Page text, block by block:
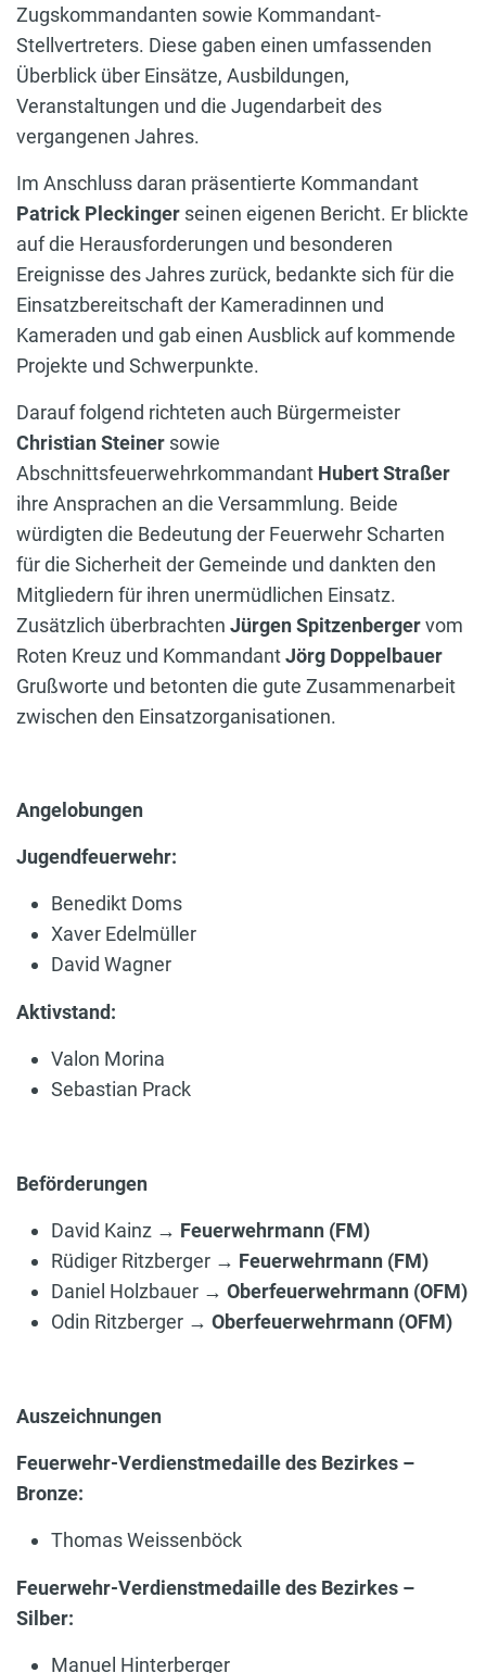
Zugskommandanten sowie Kommandant-
Stellvertreters. Diese gaben einen umfassenden
Überblick über Einsätze, Ausbildungen,
Veranstaltungen und die Jugendarbeit des
vergangenen Jahres.
Im Anschluss daran präsentierte Kommandant
Patrick Pleckinger seinen eigenen Bericht. Er blickte
auf die Herausforderungen und besonderen
Ereignisse des Jahres zurück, bedankte sich für die
Einsatzbereitschaft der Kameradinnen und
Kameraden und gab einen Ausblick auf kommende
Projekte und Schwerpunkte.
Darauf folgend richteten auch Bürgermeister
Christian Steiner sowie
Abschnittsfeuerwehrkommandant Hubert Straßer
ihre Ansprachen an die Versammlung. Beide
würdigten die Bedeutung der Feuerwehr Scharten
für die Sicherheit der Gemeinde und dankten den
Mitgliedern für ihren unermüdlichen Einsatz.
Zusätzlich überbrachten Jürgen Spitzenbergervom
Roten Kreuz und KommandantJörg Doppelbauer
Grußworte und betonten die gute Zusammenarbeit
zwischen den Einsatzorganisationen.
Angelobungen
Jugendfeuerwehr:
Benedikt Doms
Xaver Edelmüller
David Wagner
Aktivstand:
Valon Morina
Sebastian Prack
Beförderungen
David Kainz → Feuerwehrmann (FM)
Rüdiger Ritzberger → Feuerwehrmann (FM)
Daniel Holzbauer → Oberfeuerwehrmann (OFM)
Odin Ritzberger → Oberfeuerwehrmann (OFM)
Auszeichnungen
Feuerwehr-Verdienstmedaille des Bezirkes –
Bronze:
Thomas Weissenböck
Feuerwehr-Verdienstmedaille des Bezirkes –
Silber:
Manuel Hinterberger